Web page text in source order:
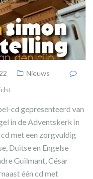
Nieuws
cd gepresenteerd van
in de Adventskerk in
met een zorgvuldig
Duitse en Engelse
Guilmant, César
één cd met